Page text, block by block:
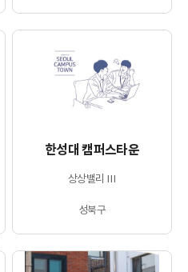
한성대 캠퍼스타운
상상밸리 Ⅲ
성북구